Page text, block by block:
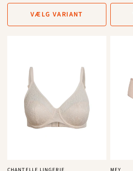
VÆLG VARIANT